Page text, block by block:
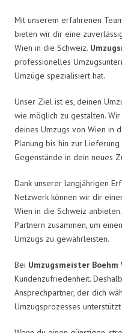
Mit unserem erfahrenen
bieten wir dir eine
Wien in die Schweiz.
professionelles
Umzüge spezialisiert hat.
Unser Ziel ist es, deinen
wie möglich zu gestalten.
deines Umzugs von Wien in
Planung bis hin zur
Gegenstände in dein neues
Dank unserer langjährigen
Netzwerk können wir dir
Wien in die Schweiz
Partnern zusammen, um
Umzugs zu gewährleisten.
Bei Umzugsmeister Boehm
Kundenzufriedenheit.
Ansprechpartner, der dich
Umzugsprozesses